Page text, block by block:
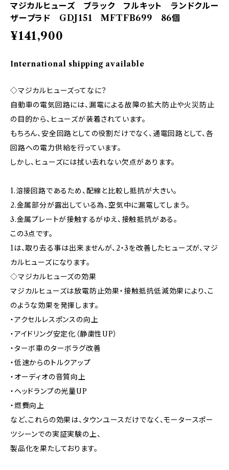
マジカルヒューズ ブラック フルキット ランドクルー
ザープラド GDJ151 MFTFB699 86個
¥141,900
International shipping available
◇マジカルヒューズってなに？
自動車の電気回路には、漏電による故障の拡大防止や火災防止
の目的から、ヒューズが装着されています。
もちろん、安全回路としての役割だけでなく、通電回路として、各
回路への電力供給を行っています。
しかし、ヒューズには拭い去れない欠点があります。
1.溶接回路であるため、配線と比較し抵抗が大きい。
2.金属部分が露出している為、空気中に漏電してしまう。
3.金属プレートが接触するがゆえ、接触抵抗がある。
この3点です。
1は、取り去る事は出来ませんが、2・3を改善したヒューズが、マジ
カルヒューズになります。
◇マジカルヒューズの効果
マジカルヒューズは放電防止効果・接触抵抗低減効果により、こ
のような効果を発揮します。
・アクセルレスポンスの向上
・アイドリング安定化（静粛性UP）
・ターボ車のターボラグ改善
・低速からのトルクアップ
・オーディオの音質向上
・ヘッドランプの光量UP
・燃費向上
など、これらの効果は、タウンユースだけでなく、モータースポー
ツシーンでの実証実験の上、
製品化を果たしております。